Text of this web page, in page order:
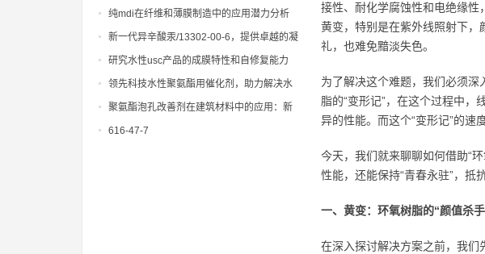
接性、耐化学腐蚀性和电绝缘性
黄变，特别是在紫外线照射下
礼，也难免黯淡失色。
为了解决这个难题，我们必须
脂的“变形记”，在这个过程中
异的性能。而这个“变形记”的速
今天，我们就来聊聊如何借助“
性能，还能保持“青春永驻”，抵
一、黄变：环氧树脂的“颜值杀
在深入探讨解决方案之前，我们
性的关系，实现性能定制。
纯mdi在纤维和薄膜制造中的应用潜力分析
新一代异辛酸汞/13302-00-6，提供卓越的凝
胶和发泡平衡，确保泡沫结构均匀
研究水性usc产品的成膜特性和自修复能力
领先科技水性聚氨酯用催化剂，助力解决水
性体系固化慢、性能不佳等难题
聚氨酯泡孔改善剂在建筑材料中的应用：新
型环保保温解决方案
616-47-7